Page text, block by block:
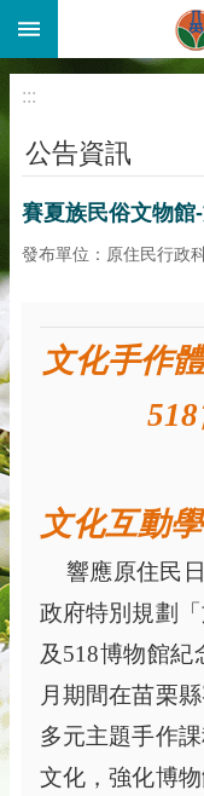
跳到主要內容區塊
:::
公告資訊
賽夏族民俗文物館
發布單位：原住民行政
文化手作
518
深
文化互動
響應原住民
政府特別規劃
及518博物館紀
月期間在苗栗
多元主題手作
文化，強化博